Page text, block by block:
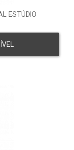
ESTÚDIO